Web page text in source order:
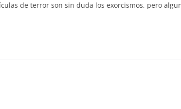
de terror son sin duda los exorcismos, pero